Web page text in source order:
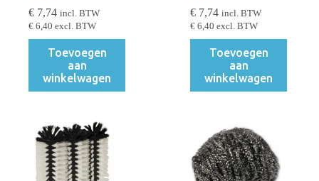
€ 7,74 incl. BTW
€ 6,40 excl. BTW
Toevoegen
aan
winkelwagen
€ 7,74 incl. BTW
€ 6,40 excl. BTW
Toevoegen
aan
winkelwagen